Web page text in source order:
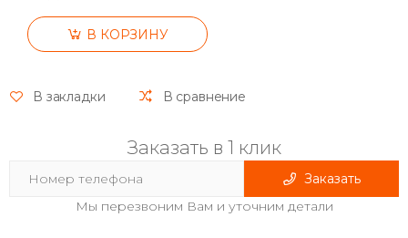
В КОРЗИНУ
В закладки В сравнение
Заказать в 1 клик
Заказать
Мы перезвоним Вам и уточним детали